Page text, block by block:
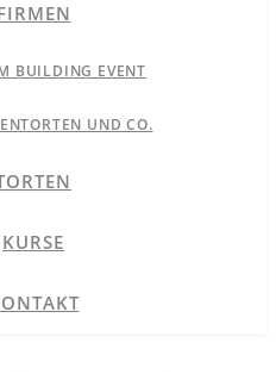
BUILDING EVENT
UND CO.
KURSE